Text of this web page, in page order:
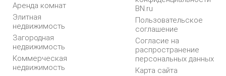
Аренда комнат
Элитная
недвижимость
Загородная
недвижимость
Коммерческая
недвижимость
BN.ru
Пользовательское
соглашение
Согласие на
распространение
персональных данных
Карта сайта